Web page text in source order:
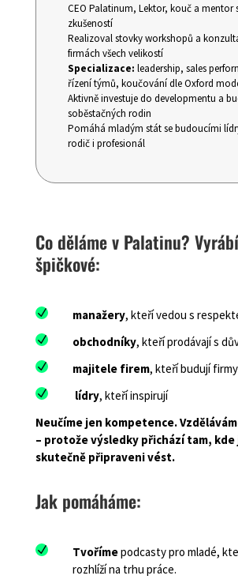
CEO Palatinum, Lektor, kouč a mentor
zkušeností
Realizoval stovky workshopů a
firmách všech velikostí
Specializace: leadership, sales
řízení týmů, koučování dle Oxford
Aktivně investuje do developmentu a
soběstačných rodin
Pomáhá mladým stát se budoucími
rodič i profesionál
Co děláme v Palatinu?
špičkové:
N manažery, kteří vedou s
N obchodníky, kteří prodávají s
N majitele firem, kteří budují
N lídry, kteří inspirují
Neučíme jen kompetence.
– protože výsledky přichází tam, kde
skutečně připraveni vést.
Jak pomáháme:
N Tvořímepodcasty pro mladé,
rozhlíží na trhu práce.